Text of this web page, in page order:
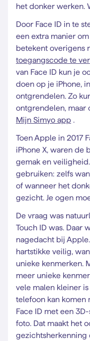
het donker werken.
Door Face ID in te
een extra manier
betekent overigens
toegangscode te
van Face ID kun je
doen op je iPhone,
ontgrendelen. Zo
ontgrendelen, maar
Mijn Simyo app .
Toen Apple in 2017
iPhone X, waren de
gemak en
gebruiken: zelfs
of wanneer het
gezicht. Je ogen
De vraag was
Touch ID was. Daar
nagedacht bij
hartstikke veilig,
unieke kenmerken.
meer unieke
vele malen kleiner
telefoon kan komen
Face ID met een
foto. Dat maakt het
gezichtsherkenning